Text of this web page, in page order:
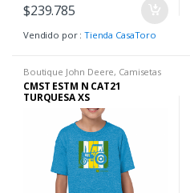
$239.785
Vendido por :Tienda CasaToro
Boutique John Deere, Camisetas
H, Hombre, Ropa H
CMST ESTM N CAT21
TURQUESA XS